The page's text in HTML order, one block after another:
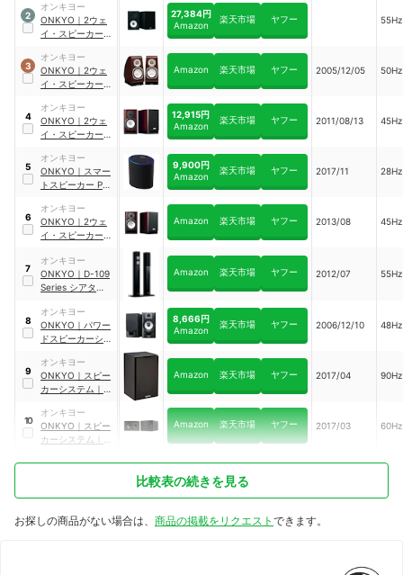
2
オンキヨー
ONKYO ｜ 2ウェ
イ・スピーカーシ
27,384円
Amazon
楽天市場 ヤフー 55Hz
3
オンキヨー
ONKYO ｜ 2ウェ
イ・スピーカーシ
Amazon 楽天市場 ヤフー 2005/12/05 50Hz
4
オンキヨー
ONKYO ｜ 2ウェ
イ・スピーカーシ
N9NX(D)
12,915円
Amazon
楽天市場 ヤフー 2011/08/13 45Hz
5
オンキヨー
ONKYO ｜ スマー
トスピーカー P3
9,900円
Amazon
楽天市場 ヤフー 2017/11 28Hz
6
オンキヨー
ONKYO ｜ 2ウェ
イ・スピーカーシ
NFR9(D)
Amazon 楽天市場 ヤフー 2013/08 45Hz
7
オンキヨー
ONKYO ｜ D-109
Series シアタース
｜D-109E(B)
Amazon 楽天市場 ヤフー 2012/07 55Hz
8
オンキヨー
ONKYO ｜ パワー
ドスピーカーシス
70HD(B)
8,666円
Amazon
楽天市場 ヤフー 2006/12/10 48Hz
9
オンキヨー
ONKYO ｜ スピー
カーシステム ｜
Amazon 楽天市場 ヤフー 2017/04 90Hz
10
オンキヨー
ONKYO ｜ スピー
カーシステム
Amazon 楽天市場 ヤフー 2017/03 60Hz
比較表の続きを見る
お探しの商品がない場合は、 商品の掲載をリクエスト できます。